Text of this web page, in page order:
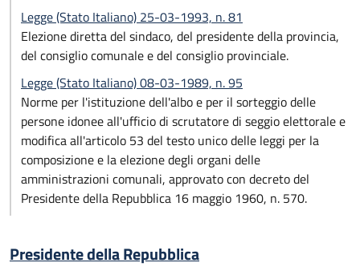
Legge (Stato Italiano) 25-03-1993, n. 81
Elezione diretta del sindaco, del presidente della provincia,
del consiglio comunale e del consiglio provinciale.
Legge (Stato Italiano) 08-03-1989, n. 95
Norme per l'istituzione dell'albo e per il sorteggio delle
persone idonee all'ufficio di scrutatore di seggio elettorale e
modifica all'articolo 53 del testo unico delle leggi per la
composizione e la elezione degli organi delle
amministrazioni comunali, approvato con decreto del
Presidente della Repubblica 16 maggio 1960, n. 570.
Presidente della Repubblica